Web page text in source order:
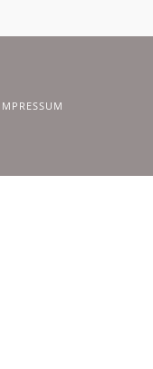
IMPRESSUM